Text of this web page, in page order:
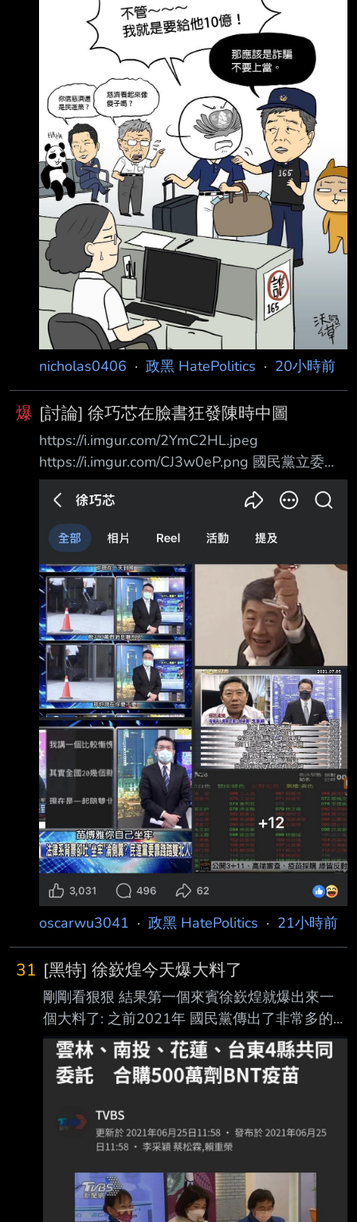
疫苗的都是騙子 但慈濟不管，我就是要給人騙
然後，被騙了以後 也不報警，還說是 事後看報
紙才知道 會不會太扯啊，被騙走10億 完全不知
道之外，還說 我也是看報紙 才知道的 還不聽別
人的示警，小心有詐騙 堅持要給人騙，為什麼慈
濟會這樣幹 ?? --
nicholas0406 · 政黑 HatePolitics · 20小時前
爆 [討論] 徐巧芯在臉書狂發陳時中圖
https://i.imgur.com/2YmC2HL.jpeg
https://i.imgur.com/CJ3w0eP.png 國民黨立委徐
巧芯 今天連發三篇臉書文在罵陳時中 有一篇又
開始連連看了 然後最新一篇狂發跟陳時中有關的
圖 這女人是不是精神有問題？ 她到底對陳時中
有什麼執念？ --
oscarwu3041 · 政黑 HatePolitics · 21小時前
31 [黑特] 徐嶔煌今天爆大料了
剛剛看狠狠 結果第一個來賓徐嶔煌就爆出來一
個大料了: 之前2021年 國民黨傳出了非常多的鬼
故事 例如有人指控(到底是誰他沒有講) 另外有一
位知名媒體人/民調公司老闆指控 (題外話 後來他
因為造謠誹謗 被法院依加重誹謗罪判刑+賠錢)
上面只是其中兩個例子 徐嶔煌當時也在做疫苗
掮客這個議題的調查報導 所以他就放出風聲說
自己想買BNT疫苗 然後真的就有一個人聽到風
聲跑來接觸他 兩個人約在板橋的某地碰面 這個
人的名片上的頭銜是簡體字的 是中國的某環保